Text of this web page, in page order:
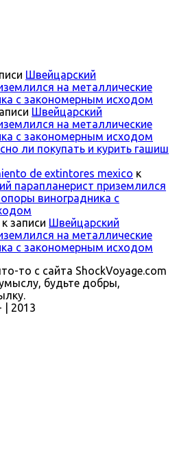
Швейцарский
на металлические
с закономерным исходом
Швейцарский
на металлические
с закономерным исходом
ли покупать и курить гашиш
de extintores mexico к
парапланерист приземлился
виноградника с
к записи Швейцарский
на металлические
с закономерным исходом
то с сайта ShockVoyage.com
будьте добры,
| 2013